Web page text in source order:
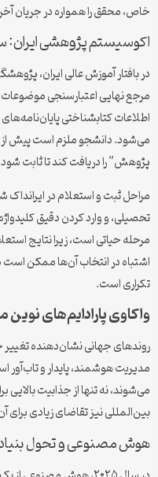
خاص، محقق را همواره در جریان
اکوسیستم پژوهشی ایران:
در بافتار آموزش عالی ایران،
مرجع نهایی اعتبار‌سنجی موضوعات
اطلاعات کتابشناختی
می‌شود. دانشجو ملزم است پیش
پژوهش” را دریافت کند تا ثابت
مراحل ثبت و استعلام در
تحصیلی، و وارد کردن دقیق
مرحله حیاتی است، زیرا نتایج
اشتباه در انتخاب آن‌ها ممکن
تکراری است.
واکاوی پارادایم‌های نوین مدیریت
روندهای جهانی نشان‌دهنده
مدیریت هوشمند، پایدار و
می‌شوند، نه تنها از جذابیت بالایی
بین‌المللی نیز تقاضای زیادی برای
هوش مصنوعی و تحول